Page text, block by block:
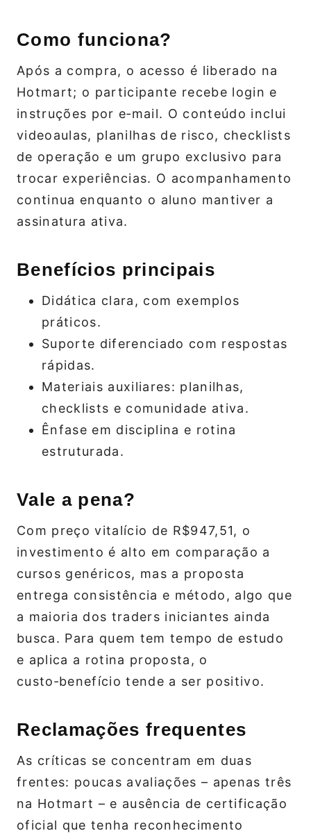
Como funciona?
Após a compra, o acesso é liberado na
Hotmart; o participante recebe login e
instruções por e‑mail. O conteúdo inclui
videoaulas, planilhas de risco, checklists
de operação e um grupo exclusivo para
trocar experiências. O acompanhamento
continua enquanto o aluno mantiver a
assinatura ativa.
Benefícios principais
Didática clara, com exemplos
práticos.
Suporte diferenciado com respostas
rápidas.
Materiais auxiliares: planilhas,
checklists e comunidade ativa.
Ênfase em disciplina e rotina
estruturada.
Vale a pena?
Com preço vitalício de R$947,51, o
investimento é alto em comparação a
cursos genéricos, mas a proposta
entrega consistência e método, algo que
a maioria dos traders iniciantes ainda
busca. Para quem tem tempo de estudo
e aplica a rotina proposta, o
custo‑benefício tende a ser positivo.
Reclamações frequentes
As críticas se concentram em duas
frentes: poucas avaliações – apenas três
na Hotmart – e ausência de certificação
oficial que tenha reconhecimento